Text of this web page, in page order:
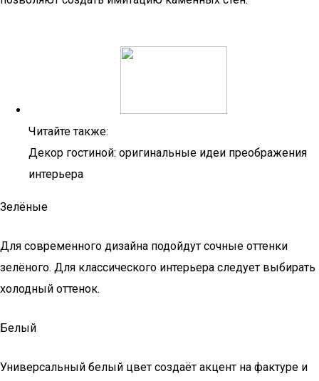
Читайте также:
Декор гостиной: оригинальные идеи преображения
интерьера
Зелёные
Для современного дизайна подойдут сочные оттенки
зелёного. Для классического интерьера следует выбирать
холодный оттенок.
Белый
Универсальный белый цвет создаёт акцент на фактуре и